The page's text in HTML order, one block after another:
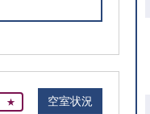
空室状況